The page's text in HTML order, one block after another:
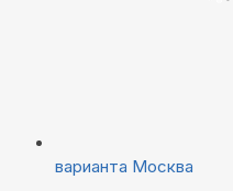
варианта Москва